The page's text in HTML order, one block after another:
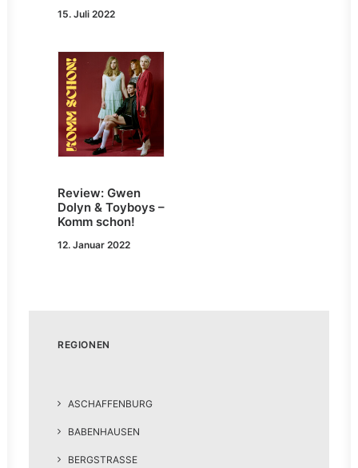
15. Juli 2022
Review: Gwen
Dolyn & Toyboys –
Komm schon!
12. Januar 2022
REGIONEN
ASCHAFFENBURG
BABENHAUSEN
BERGSTRASSE